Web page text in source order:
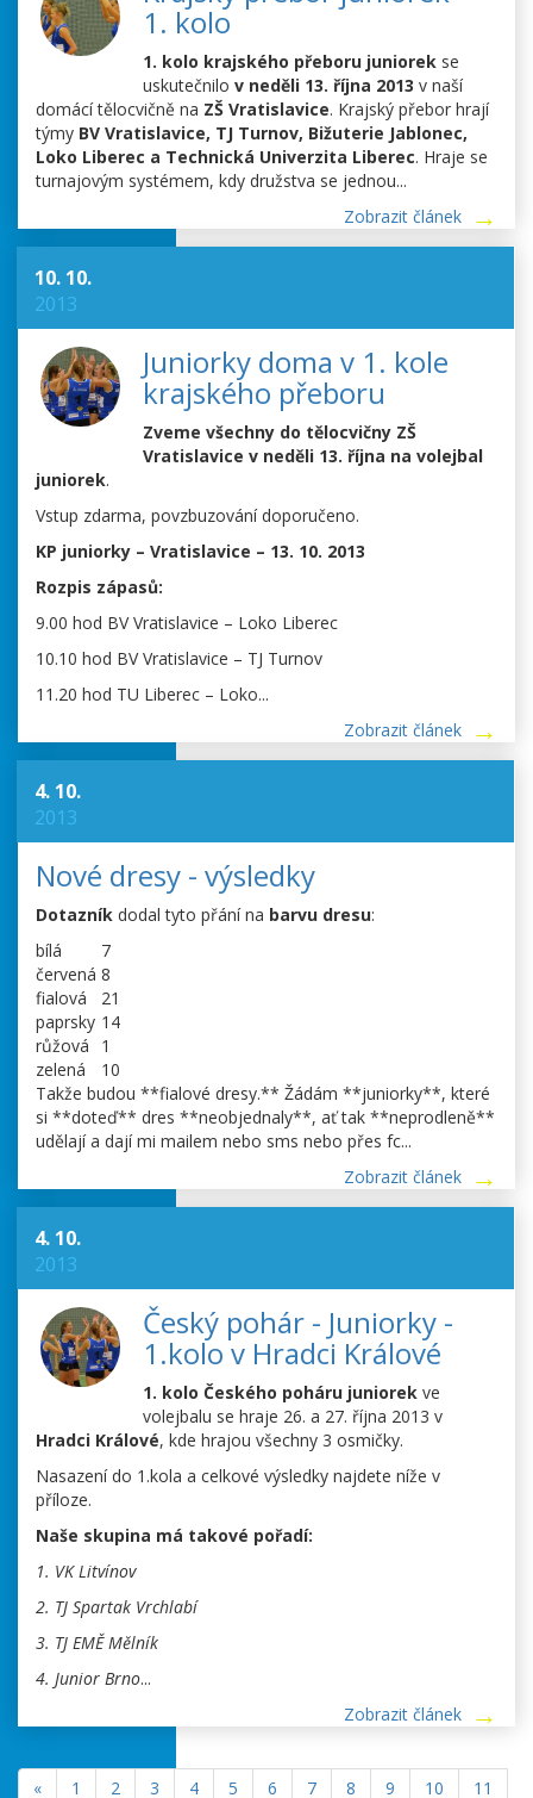
1. kolo
1. kolo krajského přeboru juniorekse
uskutečnilo v neděli 13. října 2013 v naší
domácí tělocvičně na ZŠ Vratislavice. Krajský přebor hrají
týmy BV Vratislavice, TJ Turnov, Bižuterie Jablonec,
Loko Liberec a Technická Univerzita Liberec. Hraje se
turnajovým systémem, kdy družstva se jednou...
Zobrazit článek
10. 10.
2013
Juniorky doma v 1. kole
krajského přeboru
Zveme všechny do tělocvičny ZŠ
Vratislavice v neděli 13. října na volejbal
juniorek.
Vstup zdarma, povzbuzování doporučeno.
KP juniorky – Vratislavice – 13. 10. 2013
Rozpis zápasů:
9.00 hod BV Vratislavice – Loko Liberec
10.10 hod BV Vratislavice – TJ Turnov
11.20 hod TU Liberec – Loko...
Zobrazit článek
4. 10.
2013
Nové dresy - výsledky
Dotazník dodal tyto přání na barvu dresu:
bílá
7
červená 8
fialová
21
paprsky 14
růžová
1
zelená
10
Takže budou **fialové dresy.** Žádám **juniorky**, které
si **doteď** dres **neobjednaly**, ať tak **neprodleně**
udělají a dají mi mailem nebo sms nebo přes fc...
Zobrazit článek
4. 10.
2013
Český pohár - Juniorky -
1.kolo v Hradci Králové
1. kolo Českého poháru juniorekve
volejbalu se hraje 26. a 27. října 2013 v
Hradci Králové, kde hrajou všechny 3 osmičky.
Nasazení do 1.kola a celkové výsledky najdete níže v
příloze.
Naše skupina má takové pořadí:
1. VK Litvínov
2. TJ Spartak Vrchlabí
3. TJ EMĚ Mělník
4. Junior Brno...
Zobrazit článek
« 1 2 3 4 5 6 7 8 9 10 11